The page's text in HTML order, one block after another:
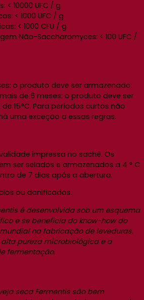
< 10000 UFC / g
< 1000 UFC / g
< 1000 CFU / g
Não-Saccharomyces: < 100 UFC /
o produto deve ser armazenado
de 6 meses: o produto deve ser
15°C. Para períodos curtos não
uma exceção a essas regras.
impressa no sachê. Os
ser selados e armazenados a 4 ° C
de 7 dias após a abertura.
ou danificados.
é desenvolvida sob um esquema
e se beneficia do know-how do
na fabricação de leveduras.
pureza microbiológica e a
fermentação.
seca Fermentis são bem